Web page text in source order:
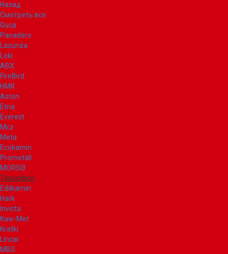
Назад
Смотреть все
Guca
Panadero
Lacunza
Loki
ABX
FireBird
НМК
Aston
Etna
Everest
Mcz
Meta
Ecokamin
Prometall
MORSØ
Термофор
Edilkamin
Hark
Invicta
Kaw-Met
Kratki
Lincar
MBS